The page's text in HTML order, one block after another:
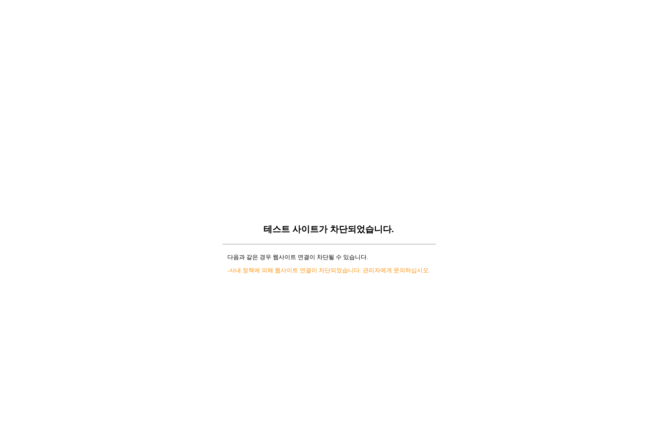
테스트 사이트가 차단되었습니다.
다음과 같은 경우 웹사이트 연결이 차단될 수 있습니다.
-사내 정책에 의해 웹사이트 연결이 차단되었습니다. 관리자에게 문의하십시오.